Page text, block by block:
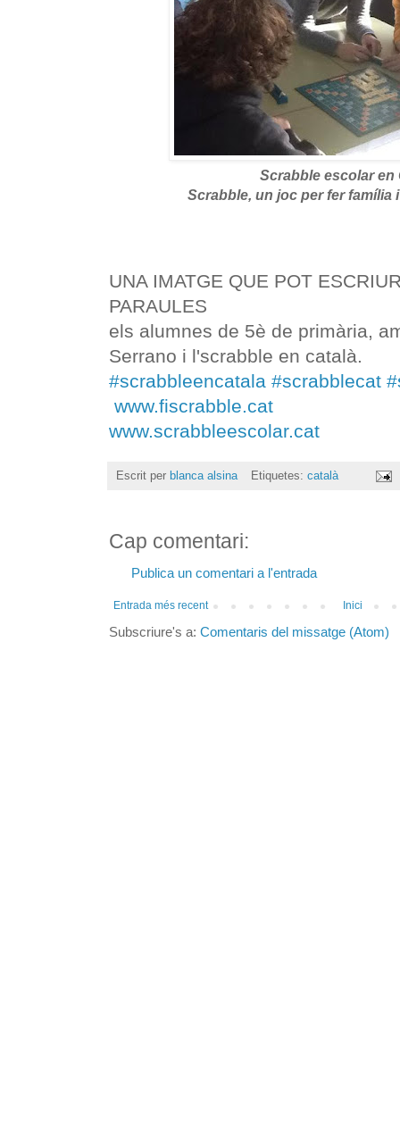
Scrabble escolar en
Scrabble, un joc per fer família
UNA IMATGE QUE POT
PARAULES
els alumnes de 5è de primària,
Serrano i l'scrabble en català.
#scrabbleencatala #scrabblecat
www.fiscrabble.cat
www.scrabbleescolar.cat
Escrit per blanca alsina Etiquetes: català
Cap comentari:
Publica un comentari a l'entrada
Entrada més recent Inici
Subscriure's a: Comentaris del missatge (Atom)